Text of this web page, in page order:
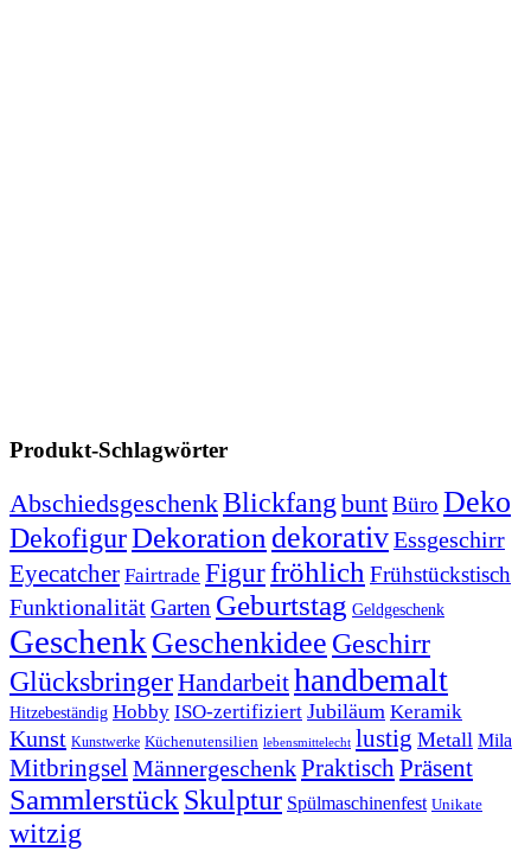
Produkt-Schlagwörter
AbschiedsgeschenkBlickfang buntBüro Deko
DekofigurDekoration dekorativEssgeschirr
Eyecatcher Fairtrade Figurfröhlich Frühstückstisch
FunktionalitätGarten Geburtstag Geldgeschenk
Geschenk Geschenkidee Geschirr
GlücksbringerHandarbeithandbemalt
Hitzebeständig Hobby ISO-zertifiziert Jubiläum Keramik
Kunst Kunstwerke Küchenutensilien lebensmittelecht lustig Metall Mila
MitbringselMännergeschenkPraktischPräsent
Sammlerstück Skulptur Spülmaschinenfest Unikate
witzig